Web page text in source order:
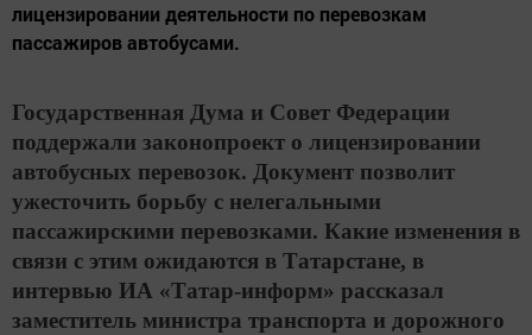
лицензировании деятельности по перевозкам
пассажиров автобусами.
Государственная Дума и Совет Федерации
поддержали законопроект о лицензировании
автобусных перевозок. Документ позволит
ужесточить борьбу с нелегальными
пассажирскими перевозками. Какие изменения в
связи с этим ожидаются в Татарстане, в
интервью ИА «Татар-информ» рассказал
заместитель министра транспорта и дорожного